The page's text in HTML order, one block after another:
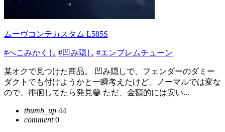
ムーヴコンテカスタム L585S
#へこみかくし #凹み隠し #エンブレムチューン
某オクで見つけた商品。 凹み隠しで、フェンダーのダミー
ダクトでも付けようかと一瞬考えたけど、ノーマルでは変な
ので、徘徊してたら発見😁 ただ、金額的には安い...
thumb_up 44
comment0